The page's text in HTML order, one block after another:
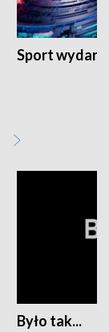
Sport
Było tak...